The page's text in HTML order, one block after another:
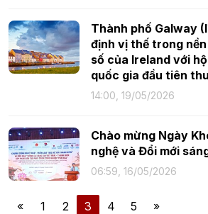
Thành phố Galway
định vị thế trong
số của Ireland với
quốc gia đầu tiên
14:00, 19/05/2026
Chào mừng Ngày
nghệ và Đổi mới
06:59, 16/05/2026
« 1 2 3 4 5 »